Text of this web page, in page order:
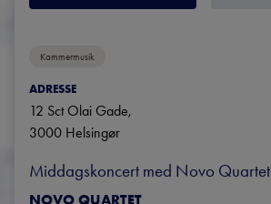
Kammermusik
ADRESSE
12 Sct Olai Gade,
3000 Helsingør
Middagskoncert med Novo Quartet
NOVO QUARTET